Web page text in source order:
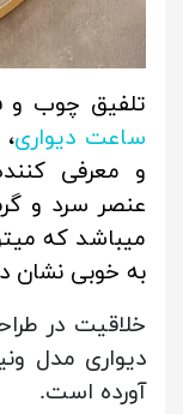
تلفیق چوب و
ساعت دیواری
و معرفی
عنصر سرد و
میباشد که
به خوبی نشان
خلاقیت در
دیواری مدل
آورده است.